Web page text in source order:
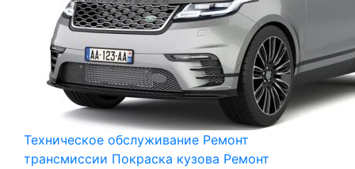
Техническое обслуживание Ремонт
трансмиссии Покраска кузова Ремонт